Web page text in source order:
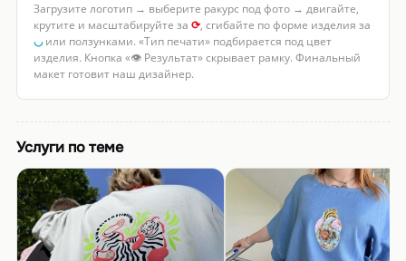
Загрузите логотип → выберите ракурс под фото → двигайте,
крутите и масштабируйте за ⟳, сгибайте по форме изделия за
◡или ползунками. «Тип печати» подбирается под цвет
изделия. Кнопка «👁 Результат» скрывает рамку. Финальный
макет готовит наш дизайнер.
Услуги по теме